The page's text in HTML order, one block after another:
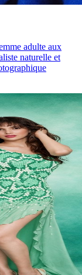
adulte aux
naturelle et